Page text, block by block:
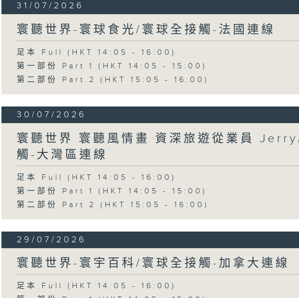
31/07/2026
寰聽世界-寰球食光/寰球全接觸-法國連線
足本 Full (HKT 14:05 - 16:00)
第一部份 Part 1 (HKT 14:05 - 15:00)
第二部份 Part 2 (HKT 15:05 - 16:00)
30/07/2026
寰聽世界 寰聽風情畫 資深旅遊從業員
觸-大灣區連線
足本 Full (HKT 14:05 - 16:00)
第一部份 Part 1 (HKT 14:05 - 15:00)
第二部份 Part 2 (HKT 15:05 - 16:00)
29/07/2026
寰聽世界-寰宇百科/寰球全接觸-加拿大連線
足本 Full (HKT 14:05 - 16:00)